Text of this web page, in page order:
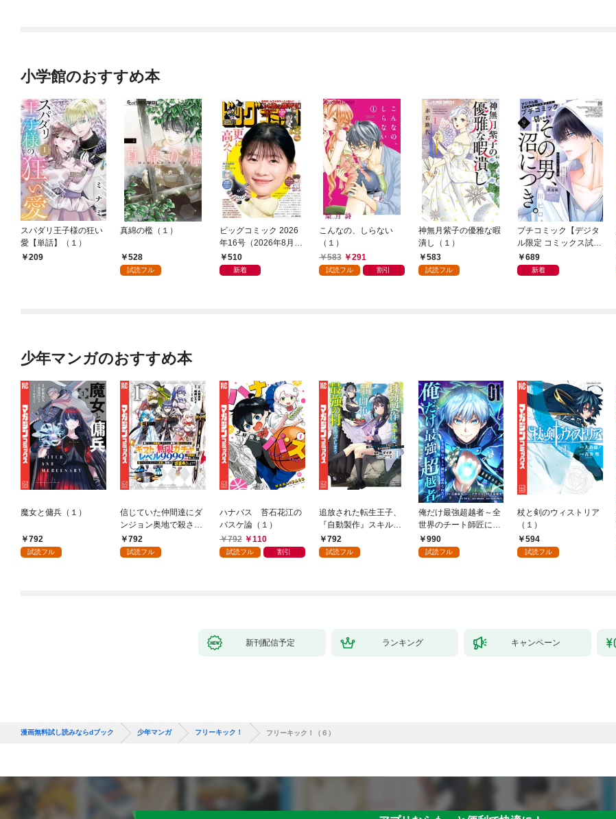
小学館のおすすめ本
スパダリ王子様の狂い
愛【単話】（１）
209
真綿の檻（１）
528
試読フル
ビッグコミック 2026
年16号（2026年8月7
日発売）
510
新着
こんなの、しらない
（１）
583
291
試読フル 割引
神無月紫子の優雅な暇
潰し（１）
583
試読フル
プチコミック【デジタ
ル限定 コミックス試し
読み特典付き】 2026
年9月号（2026年8月7
689
新着
少年マンガのおすすめ本
魔女と傭兵（１）
792
試読フル
信じていた仲間達にダ
ンジョン奥地で殺され
かけたがギフト『無限
ガチャ』でレベル９９
792
試読フル
ハナバス 苔石花江の
バスケ論（１）
792
110
試読フル 割引
追放された転生王子、
『自動製作』スキルで
領地を爆速で開拓し最
強の村を作ってしまう
792
試読フル
俺だけ最強超越者～全
世界のチート師匠に認
められた～【単行本】
（１）
990
試読フル
杖と剣のウィストリア
（１）
594
試読フル
新刊配信予定 ランキング キャンペーン
漫画無料試し読みならdブック 少年マンガ フリーキック！ フリーキック！（６）